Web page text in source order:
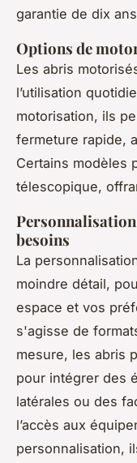
garantie de dix
Options de
Les abris
l’utilisation
motorisation, ils
fermeture rapide,
Certains modèles
télescopique,
besoins
La
moindre détail,
espace et vos
s'agisse de
mesure, les abris
pour intégrer des
latérales ou des
l’accès aux
personnalisation,